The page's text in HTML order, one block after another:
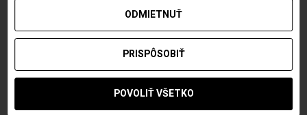
ODMIETNUŤ
PRISPÔSOBIŤ
POVOLIŤ VŠETKO